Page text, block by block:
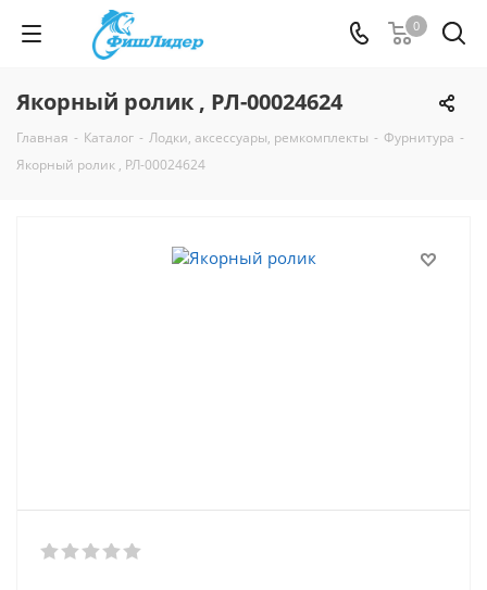
0
Якорный ролик , РЛ-00024624
Главная - Каталог - Лодки, аксессуары, ремкомплекты - Фурнитура -
Якорный ролик , РЛ-00024624